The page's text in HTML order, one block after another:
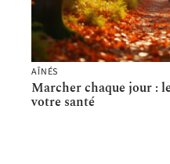
AÎNÉS
Marcher chaque jour :
votre santé